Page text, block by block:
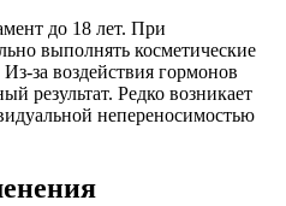
до 18 лет. При
выполнять косметические
за воздействия гормонов
результат. Редко возникает
непереносимостью